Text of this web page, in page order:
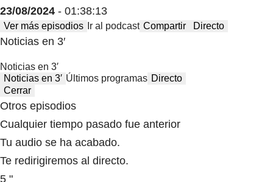
23/08/2024 - 01:38:13
Ver más episodios Ir al podcast Compartir Directo
Noticias en 3′
Noticias en 3′
Noticias en 3′ Últimos programas Directo
Cerrar
Otros episodios
Cualquier tiempo pasado fue anterior
Tu audio se ha acabado.
Te redirigiremos al directo.
5 "